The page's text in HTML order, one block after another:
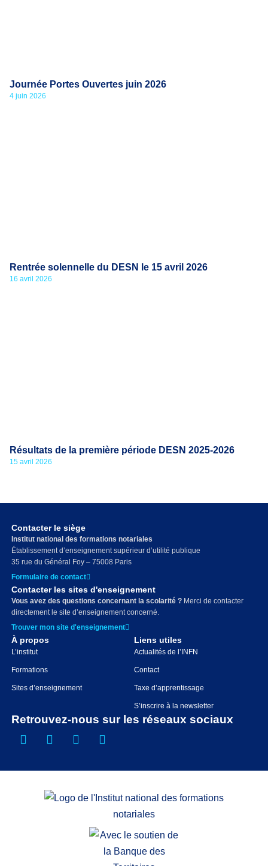
Journée Portes Ouvertes juin 2026
4 juin 2026
Rentrée solennelle du DESN le 15 avril 2026
16 avril 2026
Résultats de la première période DESN 2025-2026
15 avril 2026
Contacter le siège
Institut national des formations notariales
Établissement d’enseignement supérieur d’utilité publique
35 rue du Général Foy – 75008 Paris
Formulaire de contact
Contacter les sites d'enseignement
Vous avez des questions concernant la scolarité ? Merci de contacter
directement le site d’enseignement concerné.
Trouver mon site d'enseignement
À propos
L’institut
Formations
Sites d’enseignement
Liens utiles
Actualités de l’INFN
Contact
Taxe d’apprentissage
S’inscrire à la newsletter
Retrouvez-nous sur les réseaux sociaux